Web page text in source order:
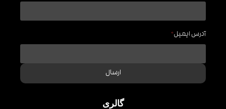
گالری
آدرس ایمیل*
ارسال